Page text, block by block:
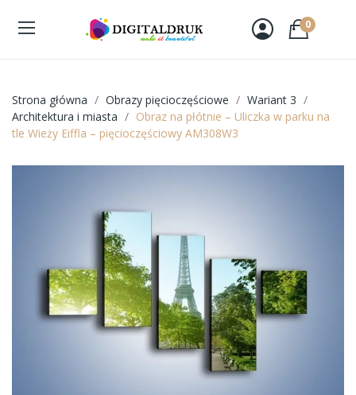
0
Strona główna Obrazy pięcioczęściowe
Wariant 3
Architektura i miasta
Obraz na płótnie – Uliczka w parku na
tle Wieży Eiffla – pięcioczęściowy AM308W3